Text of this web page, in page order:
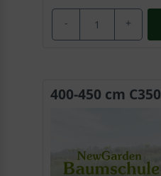
- +
400-450 cm C350